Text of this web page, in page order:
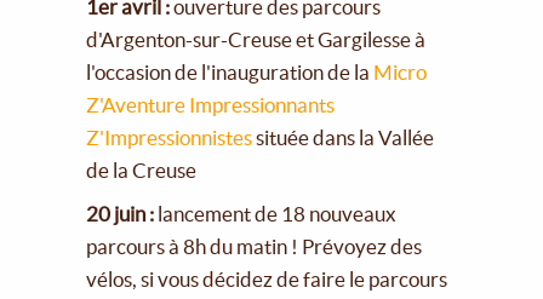
1er avril :ouverture des parcours
d'Argenton-sur-Creuse et Gargilesse à
l'occasion de l'inauguration de la Micro
Z'Aventure Impressionnants
Z'Impressionnistessituée dans la Vallée
de la Creuse
20 juin : lancement de 18 nouveaux
parcours à 8h du matin ! Prévoyez des
vélos, si vous décidez de faire le parcours